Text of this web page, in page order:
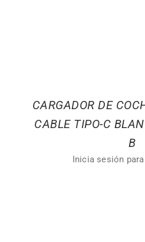
CARGADOR DE
CABLE TIPO-C
B
Inicia sesión